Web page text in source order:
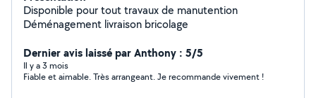
Disponible pour tout travaux de manutention
Déménagement livraison bricolage
Dernier avis laissé par Anthony : 5/5
Il y a 3 mois
Fiable et aimable. Très arrangeant. Je recommande vivement !